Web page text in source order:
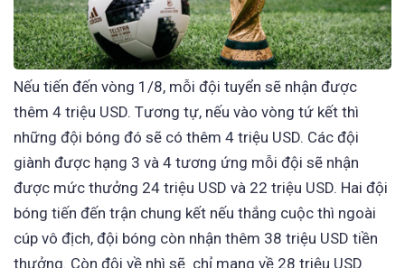
Nếu tiến đến vòng 1/8, mỗi đội tuyển sẽ nhận được
thêm 4 triệu USD. Tương tự, nếu vào vòng tứ kết thì
những đội bóng đó sẽ có thêm 4 triệu USD. Các đội
giành được hạng 3 và 4 tương ứng mỗi đội sẽ nhận
được mức thưởng 24 triệu USD và 22 triệu USD. Hai đội
bóng tiến đến trận chung kết nếu thắng cuộc thì ngoài
cúp vô địch, đội bóng còn nhận thêm 38 triệu USD tiền
thưởng. Còn đội về nhì sẽ chỉ mang về 28 triệu USD.